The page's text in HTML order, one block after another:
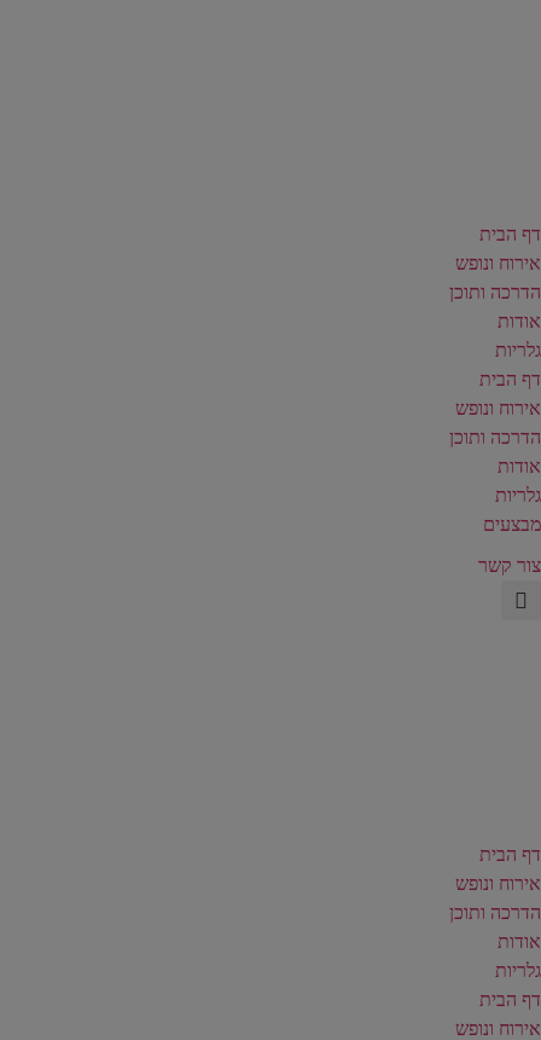
דף הבית
אירוח ונופש
הדרכה ותוכן
אודות
גלריות
דף הבית
אירוח ונופש
הדרכה ותוכן
אודות
גלריות
מבצעים
צור קשר
דף הבית
אירוח ונופש
הדרכה ותוכן
אודות
גלריות
דף הבית
אירוח ונופש